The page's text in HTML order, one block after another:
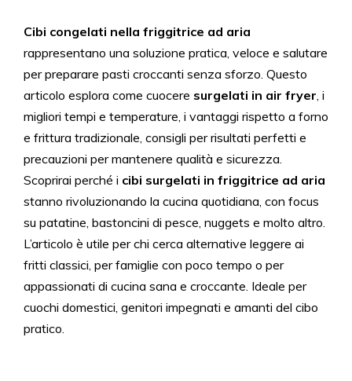
Cibi congelati nella friggitrice ad aria
rappresentano una soluzione pratica, veloce e salutare
per preparare pasti croccanti senza sforzo. Questo
articolo esplora come cuocere surgelati in air fryer, i
migliori tempi e temperature, i vantaggi rispetto a forno
e frittura tradizionale, consigli per risultati perfetti e
precauzioni per mantenere qualità e sicurezza.
Scoprirai perché i cibi surgelati in friggitrice ad aria
stanno rivoluzionando la cucina quotidiana, con focus
su patatine, bastoncini di pesce, nuggets e molto altro.
L’articolo è utile per chi cerca alternative leggere ai
fritti classici, per famiglie con poco tempo o per
appassionati di cucina sana e croccante. Ideale per
cuochi domestici, genitori impegnati e amanti del cibo
pratico.